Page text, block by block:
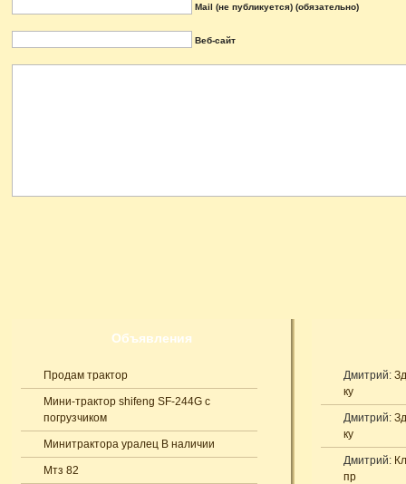
Mail (не публикуется) (обязательно)
Веб-сайт
Объявления
Продам трактор
Мини-трактор shifeng SF-244G с
погрузчиком
Минитрактора уралец В наличии
Мтз 82
Дмитрий:
ку
Дмитрий:
ку
Дмитрий:
пр